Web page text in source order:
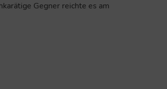
Gegner reichte es am